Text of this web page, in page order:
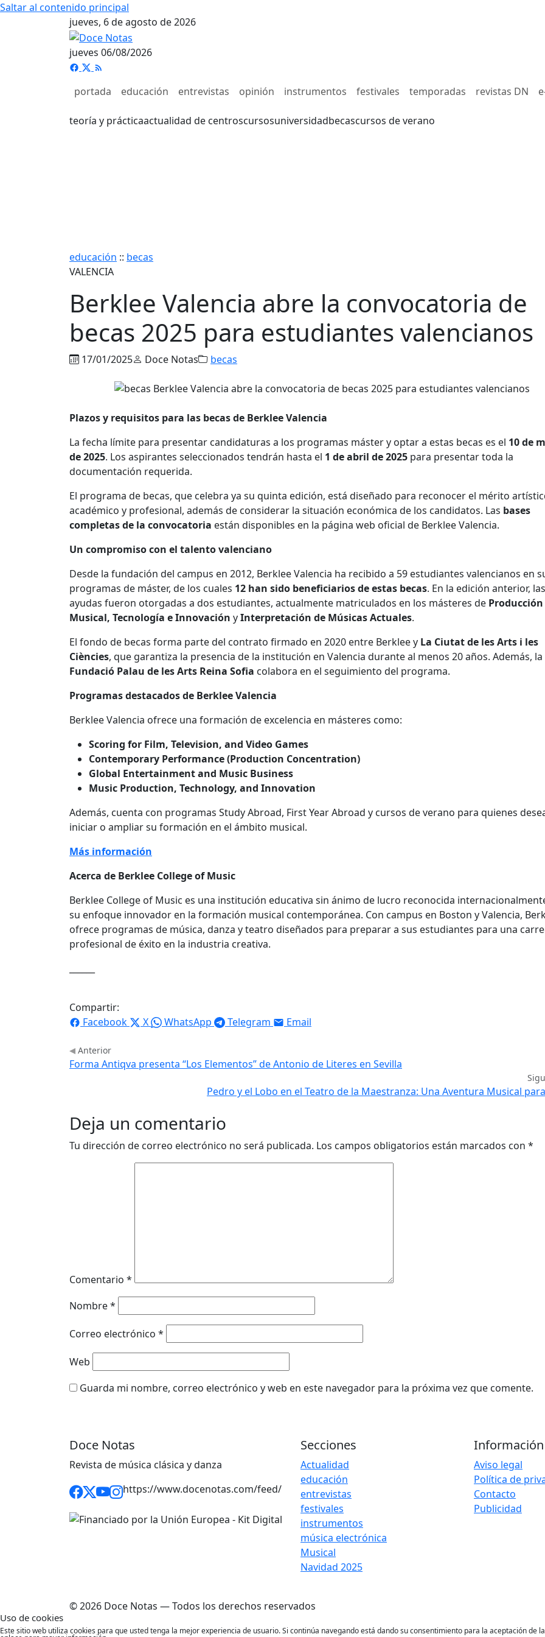
Saltar al contenido principal
jueves, 6 de agosto de 2026
jueves 06/08/2026
portada educación entrevistas opinión instrumentos festivales temporadas revistas DN
teoría y prácticaactualidad de centroscursosuniversidadbecascursos de verano
educación :: becas
VALENCIA
Berklee Valencia abre la convocatoria de
becas 2025 para estudiantes valencianos
17/01/2025 Doce Notas becas
Plazos y requisitos para las becas de Berklee Valencia
La fecha límite para presentar candidaturas a los programas máster y optar a estas becas es el 10 de
de 2025. Los aspirantes seleccionados tendrán hasta el 1 de abril de 2025 para presentar toda la
documentación requerida.
El programa de becas, que celebra ya su quinta edición, está diseñado para reconocer el mérito
académico y profesional, además de considerar la situación económica de los candidatos. Las bases
completas de la convocatoria están disponibles en la página web oficial de Berklee Valencia.
Un compromiso con el talento valenciano
Desde la fundación del campus en 2012, Berklee Valencia ha recibido a 59 estudiantes valencianos en
programas de máster, de los cuales 12 han sido beneficiarios de estas becas. En la edición anterior, las
ayudas fueron otorgadas a dos estudiantes, actualmente matriculados en los másteres de Producción
Musical, Tecnología e Innovación yInterpretación de Músicas Actuales.
El fondo de becas forma parte del contrato firmado en 2020 entre Berklee y La Ciutat de les Arts i les
Ciències, que garantiza la presencia de la institución en Valencia durante al menos 20 años. Además, la
Fundació Palau de les Arts Reina Sofia colabora en el seguimiento del programa.
Programas destacados de Berklee Valencia
Berklee Valencia ofrece una formación de excelencia en másteres como:
Scoring for Film, Television, and Video Games
Contemporary Performance (Production Concentration)
Global Entertainment and Music Business
Music Production, Technology, and Innovation
Además, cuenta con programas Study Abroad, First Year Abroad y cursos de verano para quienes
iniciar o ampliar su formación en el ámbito musical.
Más información
Acerca de Berklee College of Music
Berklee College of Music es una institución educativa sin ánimo de lucro reconocida
su enfoque innovador en la formación musical contemporánea. Con campus en Boston y Valencia,
ofrece programas de música, danza y teatro diseñados para preparar a sus estudiantes para una
profesional de éxito en la industria creativa.
Compartir:
Facebook
X WhatsApp Telegram Email
Anterior
Forma Antiqva presenta “Los Elementos” de Antonio de Literes en Sevilla
Pedro y el Lobo en el Teatro de la Maestranza: Una Aventura Musical
Deja un comentario
Tu dirección de correo electrónico no será publicada. Los campos obligatorios están marcados con *
Comentario *
Nombre*
Correo electrónico *
Web
Guarda mi nombre, correo electrónico y web en este navegador para la próxima vez que comente.
Doce Notas
Revista de música clásica y danza
https://www.docenotas.com/feed/
Secciones
Actualidad
educación
entrevistas
festivales
instrumentos
música electrónica
Musical
Navidad 2025
Información
Aviso legal
Política de
Contacto
Publicidad
© 2026 Doce Notas — Todos los derechos reservados
Uso de cookies
Este sitio web utiliza cookies para que usted tenga la mejor experiencia de usuario. Si continúa navegando está dando su consentimiento para la aceptación de